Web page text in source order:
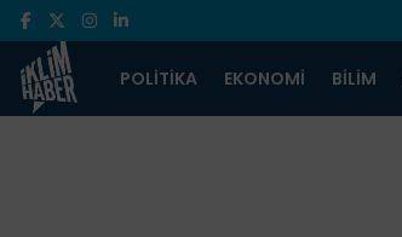
POLITIKA EKONOMI BILIM